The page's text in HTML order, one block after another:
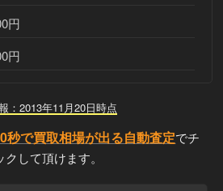
円
円
：2013年11月20日時点
秒で買取相場が出る自動査定でチ
クして頂けます。